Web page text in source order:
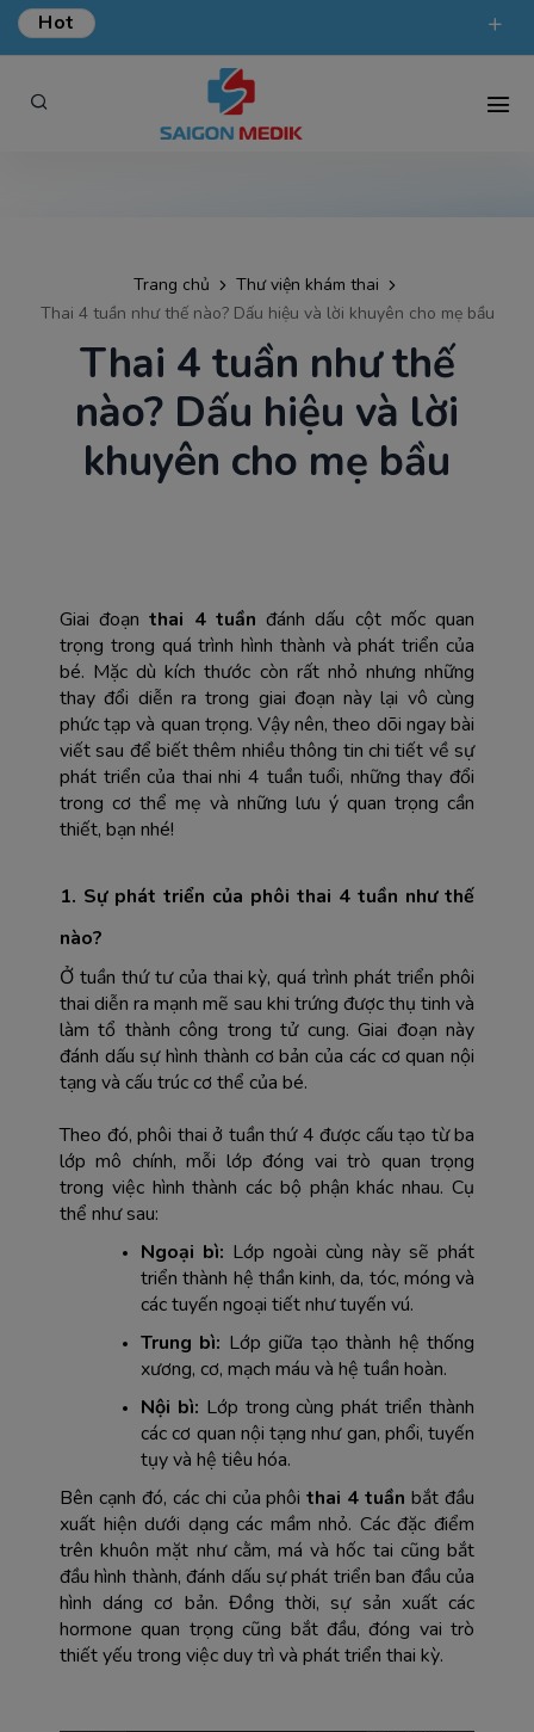
Hot
ƯU ĐÃI KHÁM TỔNG QUÁT TẠI SÀI GÒN MEDIK.
phongkham@saigonmedik.com 19005175
Trang chủ
Thư viện khám thai
Thai 4 tuần như thế nào? Dấu hiệu và lời khuyên cho mẹ bầu
Thai 4 tuần như thế
nào? Dấu hiệu và lời
khuyên cho mẹ bầu
Giai đoạn thai 4 tuần đánh dấu cột mốc quan
trọng trong quá trình hình thành và phát triển của
bé. Mặc dù kích thước còn rất nhỏ nhưng những
thay đổi diễn ra trong giai đoạn này lại vô cùng
phức tạp và quan trọng. Vậy nên, theo dõi ngay bài
viết sau để biết thêm nhiều thông tin chi tiết về sự
phát triển của thai nhi 4 tuần tuổi, những thay đổi
trong cơ thể mẹ và những lưu ý quan trọng cần
thiết, bạn nhé!
1. Sự phát triển của phôi thai 4 tuần như thế
nào?
Ở tuần thứ tư của thai kỳ, quá trình phát triển phôi
thai diễn ra mạnh mẽ sau khi trứng được thụ tinh và
làm tổ thành công trong tử cung. Giai đoạn này
đánh dấu sự hình thành cơ bản của các cơ quan nội
tạng và cấu trúc cơ thể của bé.
Theo đó, phôi thai ở tuần thứ 4 được cấu tạo từ ba
lớp mô chính, mỗi lớp đóng vai trò quan trọng
trong việc hình thành các bộ phận khác nhau. Cụ
thể như sau:
Ngoại bì: Lớp ngoài cùng này sẽ phát
triển thành hệ thần kinh, da, tóc, móng và
các tuyến ngoại tiết như tuyến vú.
Trung bì: Lớp giữa tạo thành hệ thống
xương, cơ, mạch máu và hệ tuần hoàn.
Nội bì: Lớp trong cùng phát triển thành
các cơ quan nội tạng như gan, phổi, tuyến
tụy và hệ tiêu hóa.
Bên cạnh đó, các chi của phôi thai 4 tuần bắt đầu
xuất hiện dưới dạng các mầm nhỏ. Các đặc điểm
trên khuôn mặt như cằm, má và hốc tai cũng bắt
đầu hình thành, đánh dấu sự phát triển ban đầu của
hình dáng cơ bản. Đồng thời, sự sản xuất các
hormone quan trọng cũng bắt đầu, đóng vai trò
thiết yếu trong việc duy trì và phát triển thai kỳ.